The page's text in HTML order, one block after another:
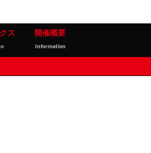
ス 開催概要
Information